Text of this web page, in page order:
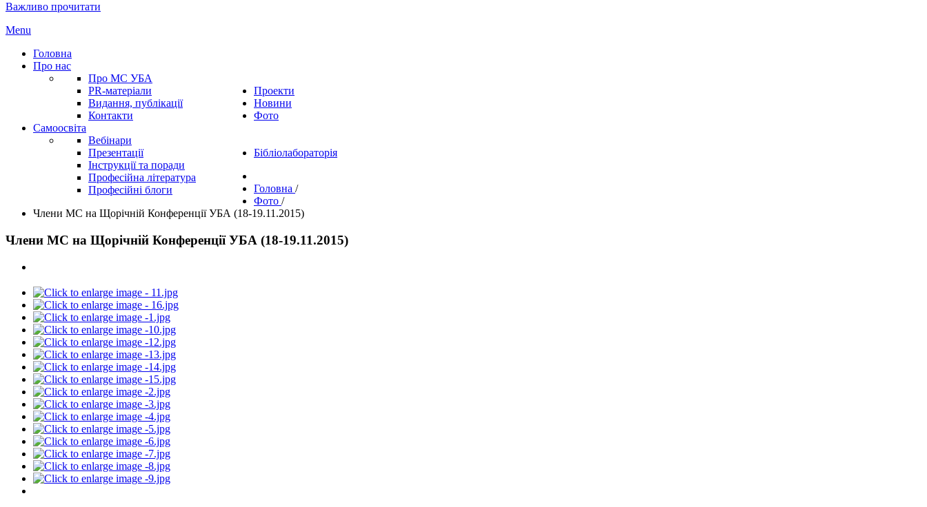
Важливо прочитати
Menu
Головна
Про нас
Про МС УБА
PR-матеріали
Видання, публікації
Контакти
Проекти
Новини
Фото
Самоосвіта
Вебінари
Презентації
Інструкції та поради
Професійна література
Професійні блоги
Бібліолабораторія
Головна /
Фото /
Члени МС на Щорічній Конференції УБА (18-19.11.2015)
Члени МС на Щорічній Конференції УБА (18-19.11.2015)